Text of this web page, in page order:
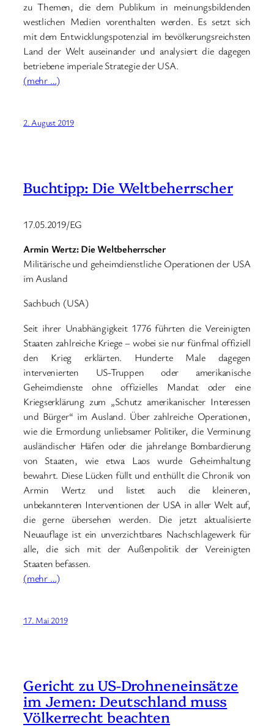
zu Themen, die dem Publikum in meinungsbildenden
westlichen Medien vorenthalten werden. Es setzt sich
mit dem Entwicklungspotenzial im bevölkerungsreichsten
Land der Welt auseinander und analysiert die dagegen
betriebene imperiale Strategie der USA.
(mehr …)
2. August 2019
Buchtipp: Die Weltbeherrscher
17.05.2019/EG
Armin Wertz: Die Weltbeherrscher
Militärische und geheimdienstliche Operationen der USA
im Ausland
Sachbuch (USA)
Seit ihrer Unabhängigkeit 1776 führten die Vereinigten
Staaten zahlreiche Kriege – wobei sie nur fünfmal offiziell
den Krieg erklärten. Hunderte Male dagegen
intervenierten US-Truppen oder amerikanische
Geheimdienste ohne offizielles Mandat oder eine
Kriegserklärung zum „Schutz amerikanischer Interessen
und Bürger“ im Ausland. Über zahlreiche Operationen,
wie die Ermordung unliebsamer Politiker, die Verminung
ausländischer Häfen oder die jahrelange Bombardierung
von Staaten, wie etwa Laos wurde Geheimhaltung
bewahrt. Diese Lücken füllt und enthüllt die Chronik von
Armin Wertz und listet auch die kleineren,
unbekannteren Interventionen der USA in aller Welt auf,
die gerne übersehen werden. Die jetzt aktualisierte
Neuauflage ist ein unverzichtbares Nachschlagewerk für
alle, die sich mit der Außenpolitik der Vereinigten
Staaten befassen.
(mehr …)
17. Mai 2019
Gericht zu US-Drohneneinsätze
im Jemen: Deutschland muss
Völkerrecht beachten